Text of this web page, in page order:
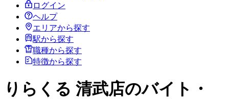
ログイン
ヘルプ
エリアから探す
駅から探す
職種から探す
特徴から探す
りらくる 清武店のバイト・